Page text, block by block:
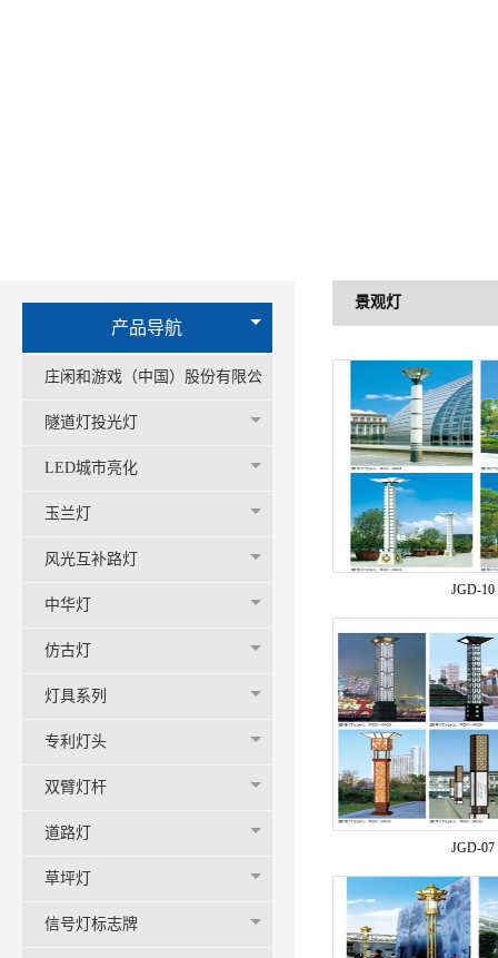
产品导航
庄闲和游戏（中国）股份有限公
司-官网
隧道灯投光灯
LED城市亮化
玉兰灯
风光互补路灯
中华灯
仿古灯
灯具系列
专利灯头
双臂灯杆
道路灯
草坪灯
信号灯标志牌
景观灯
JGD-10
JGD-07